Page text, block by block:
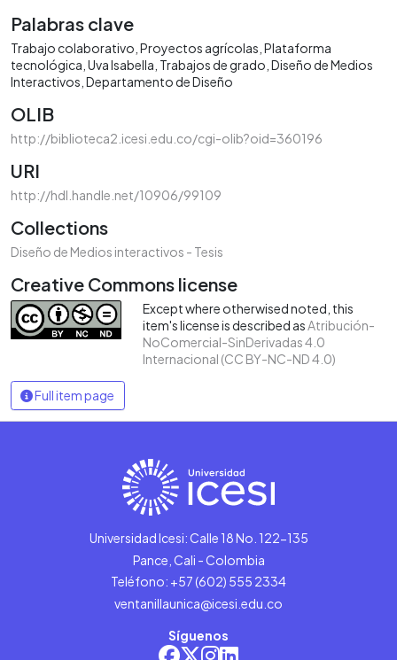
Palabras clave
Trabajo colaborativo Proyectos agrícolas Plataforma
tecnológica Uva Isabella Trabajos de grado Diseño de Medios
Interactivos Departamento de Diseño
OLIB
http://biblioteca2.icesi.edu.co/cgi-olib?oid=360196
URI
http://hdl.handle.net/10906/99109
Collections
Diseño de Medios interactivos - Tesis
Creative Commons license
Except where otherwised noted, this
item's license is described asAtribución-
NoComercial-SinDerivadas 4.0
Internacional (CC BY-NC-ND 4.0)
Full item page
Universidad Icesi: Calle 18 No. 122-135
Pance, Cali - Colombia
Teléfono: +57 (602) 555 2334
ventanillaunica@icesi.edu.co
Síguenos